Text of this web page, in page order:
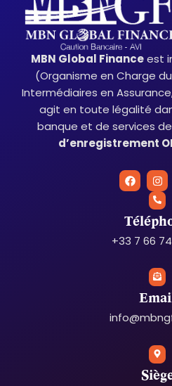
MBN Global Financeest
(Organisme en Charge
Intermédiaires en
agit en toute légalité
banque et de services
d’enregistrement
F
a
c
b
o
o
k
I
n
s
t
a
g
r
a
+33 7 66